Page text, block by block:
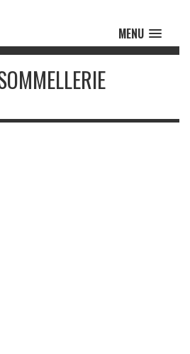
MENU